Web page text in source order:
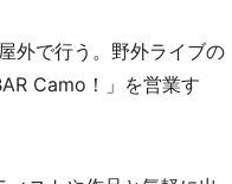
外で行う。野外ライブの
Camo！」を営業す